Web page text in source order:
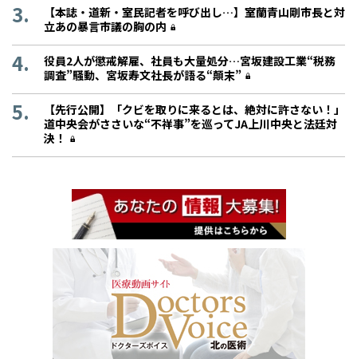
【本誌・道新・室民記者を呼び出し…】室蘭青山剛市長と対
立あの暴言市議の胸の内
役員2人が懲戒解雇、社員も大量処分…宮坂建設工業“税務
調査”騒動、宮坂寿文社長が語る“顛末”
【先行公開】「クビを取りに来るとは、絶対に許さない！」
道中央会がささいな“不祥事”を巡ってJA上川中央と法廷対
決！